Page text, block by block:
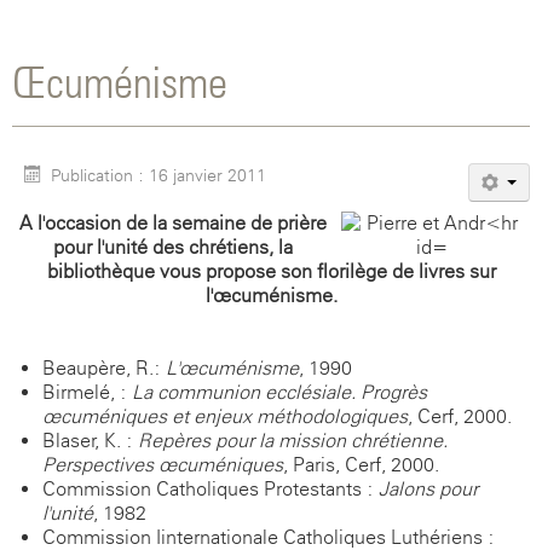
Œcuménisme
Publication : 16 janvier 2011
A l'occasion de la semaine de prière
pour l'unité des chrétiens, la
bibliothèque vous propose son florilège de livres sur
l'œcuménisme.
Beaupère, R.: L'œcuménisme, 1990
Birmelé, : La communion ecclésiale. Progrès
œcuméniques et enjeux méthodologiques, Cerf, 2000.
Blaser, K. : Repères pour la mission chrétienne.
Perspectives œcuméniques, Paris, Cerf, 2000.
Commission Catholiques-Protestants : Jalons pour
l'unité, 1982
Commission Iinternationale Catholiques-Luthériens :